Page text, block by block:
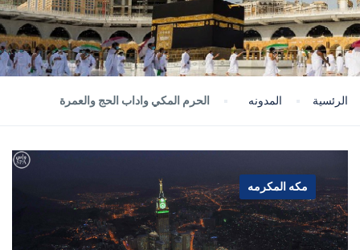
الرئسية المدونه الحرم المكي واداب الحج والعمرة
مكه المكرمه